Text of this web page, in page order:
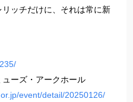
ッチだけに、それは常に新
ーズ・アークホール
event/detail/20250126/